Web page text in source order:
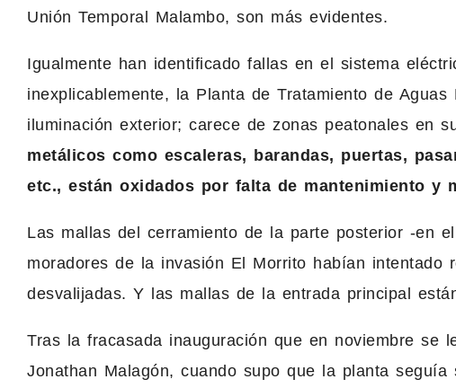
Unión Temporal Malambo, son más evidentes.
Igualmente han identificado fallas en el sistema
inexplicablemente, la Planta de Tratamiento de
iluminación exterior; carece de zonas peatonales en
metálicos como escaleras, barandas, puertas,
etc., están oxidados por falta de mantenimiento y
Las mallas del cerramiento de la parte posterior -en
moradores de la invasión El Morrito habían intentado
desvalijadas. Y las mallas de la entrada principal
Tras la fracasada inauguración que en noviembre se
Jonathan Malagón, cuando supo que la planta